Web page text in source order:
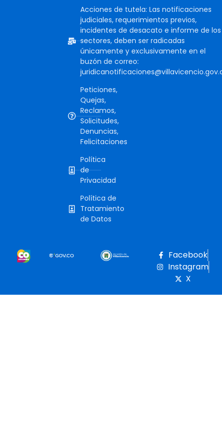
Acciones de tutela: Las notificaciones
judiciales, requerimientos previos,
incidentes de desacato e informe de los
sectores, deben ser radicadas
únicamente y exclusivamente en el
buzón de correo:
Peticiones,
Quejas,
Reclamos,
Solicitudes,
Denuncias,
Felicitaciones
Política
de
Privacidad
Política de
Tratamiento
de Datos
Facebook
Instagram
X